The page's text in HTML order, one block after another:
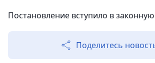
Постановление вступило в законную
Поделитесь